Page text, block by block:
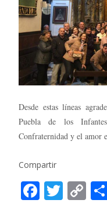
Desde estas líneas
Puebla de los
Confraternidad y el amor
Compartir
F T C